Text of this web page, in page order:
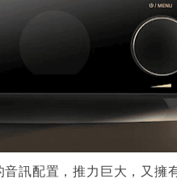
訊配置，推力巨大，又擁